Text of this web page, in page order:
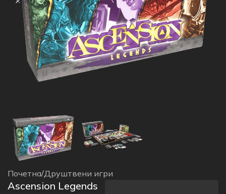
Почетна/Друштвени игри
Ascension Legends